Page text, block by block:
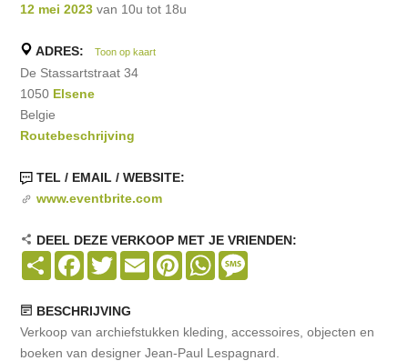
12 mei 2023 van 10u tot 18u
ADRES: Toon op kaart
De Stassartstraat 34
1050 Elsene
Belgie
Routebeschrijving
TEL / EMAIL / WEBSITE:
www.eventbrite.com
DEEL DEZE VERKOOP MET JE VRIENDEN:
Share Facebook
TwitterEmail PinterestWhatsApp
BESCHRIJVING
Verkoop van archiefstukken kleding, accessoires, objecten en
boeken van designer Jean-Paul Lespagnard.